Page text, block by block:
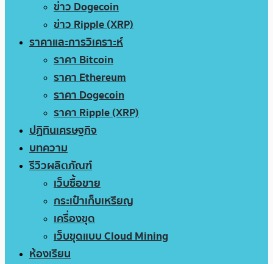
ข่าว Dogecoin
ข่าว Ripple (XRP)
ราคาและการวิเคราะห์
ราคา Bitcoin
ราคา Ethereum
ราคา Dogecoin
ราคา Ripple (XRP)
ปฏิทินเศรษฐกิจ
บทความ
รีวิวผลิตภัณฑ์
เว็บซื้อขาย
กระเป๋าเก็บเหรียญ
เครื่องขุด
เว็บขุดแบบ Cloud Mining
ห้องเรียน